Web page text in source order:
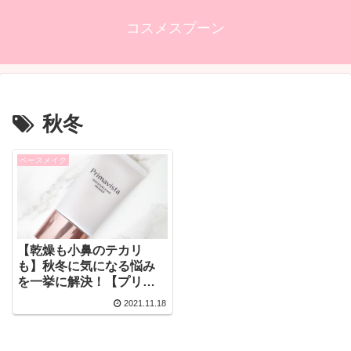
コスメスプーン
秋冬
ベースメイク
【乾燥も小鼻のテカリ
も】秋冬に気になる悩み
を一挙に解決！【プリマ
ヴィスタ】の新作下地が
優秀すぎる！
2021.11.18